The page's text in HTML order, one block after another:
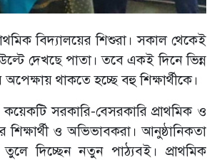
বিদ্যালয়ের শিশুরা। সকাল থেকেই
দেখছে পাতা। তবে একই দিনে ভিন্ন
থাকতে হচ্ছে বহু শিক্ষার্থীকে।
সরকারি-বেসরকারি প্রাথমিক ও
ও অভিভাবকরা। আনুষ্ঠানিকতা
তুলে দিচ্ছেন নতুন পাঠ্যবই। প্রাথমিক